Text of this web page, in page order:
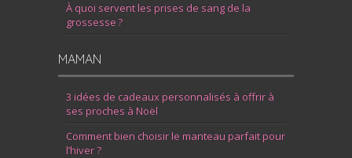
À quoi servent les prises de sang de la
grossesse ?
MAMAN
3 idées de cadeaux personnalisés à offrir à
ses proches à Noël
Comment bien choisir le manteau parfait pour
l’hiver ?